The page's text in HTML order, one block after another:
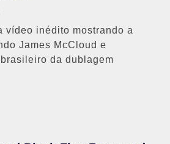
vídeo inédito mostrando a
James McCloud e
da dublagem